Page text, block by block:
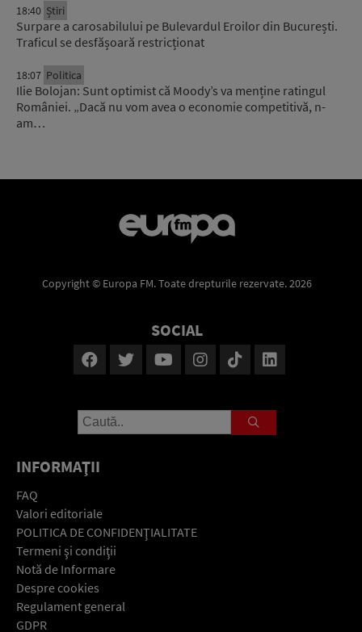
18:40 Știri
Surpare a carosabilului pe Bulevardul Eroilor din București.
Traficul se desfășoară restricționat
18:07 Politica
Ilie Bolojan: Sunt optimist că Moody’s va menține ratingul
României. „Dacă nu vom avea o economie competitivă, n-
am…
Copyright © Europa FM. Toate drepturile rezervate. 2026
SOCIAL
INFORMAŢII
FAQ
Valori editoriale
POLITICA DE CONFIDENŢIALITATE
Termeni şi condiţii
Notă de Informare
Despre cookies
Regulament general
GDPR